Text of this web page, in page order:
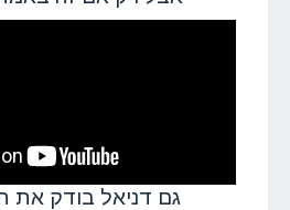
גם דניאל בודק את